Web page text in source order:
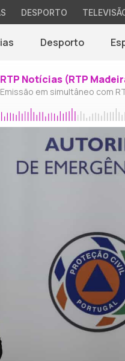
DESPORTO
Desporto
RTP Notícias (RTP
Emissão em simultâneo com